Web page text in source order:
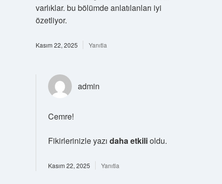
varlıklar. bu bölümde anlatılanları iyi
özetliyor.
Kasım 22, 2025 Yanıtla
admin
Cemre!
Fikirlerinizle yazı daha etkilioldu.
Kasım 22, 2025 Yanıtla